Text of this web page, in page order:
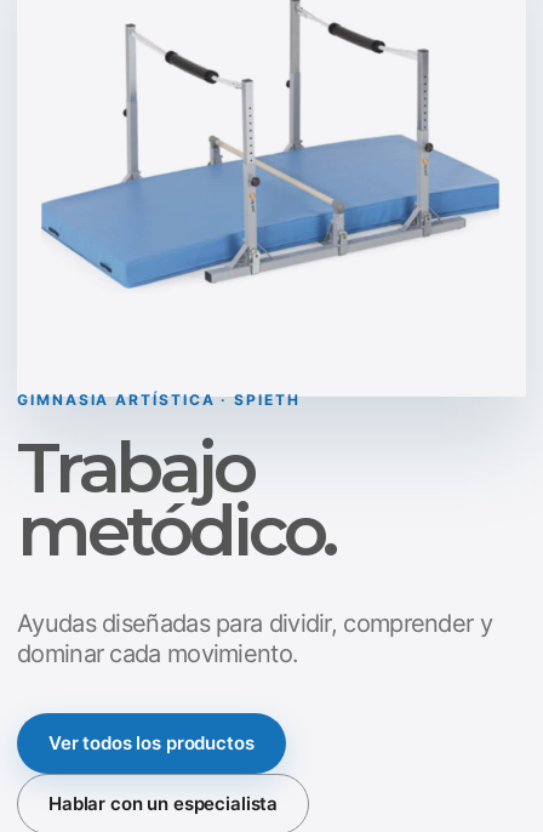
GIMNASIA ARTÍSTICA · SPIETH
Trabajo
metódico.
Ayudas diseñadas para dividir, comprender y
dominar cada movimiento.
Ver todos los productos
Hablar con un especialista